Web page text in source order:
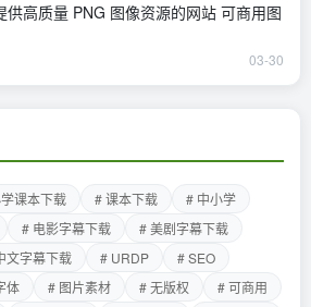
供高质量 PNG 图像资源的网站 可商用图
03-30
课本下载 # 课本下载
# 中小学
# 电影字幕下载
# 美剧字幕下载
文字幕下载 # URDP
# SEO
体 # 图片素材 # 无版权
# 可商用